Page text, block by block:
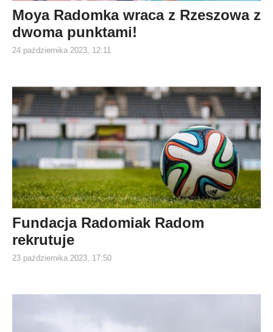
Moya Radomka wraca z Rzeszowa z
dwoma punktami!
24 października 2023, 12:11
Fundacja Radomiak Radom
rekrutuje
23 października 2023, 17:50